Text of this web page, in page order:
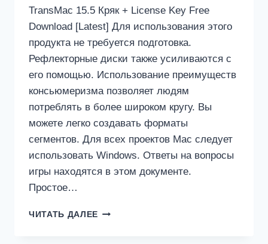
TransMac 15.5 Кряк + License Key Free
Download [Latest] Для использования этого
продукта не требуется подготовка.
Рефлекторные диски также усиливаются с
его помощью. Использование преимуществ
консьюмеризма позволяет людям
потреблять в более широком кругу. Вы
можете легко создавать форматы
сегментов. Для всех проектов Mac следует
использовать Windows. Ответы на вопросы
игры находятся в этом документе.
Простое…
ЧИТАТЬ ДАЛЕЕ TRANSMAC